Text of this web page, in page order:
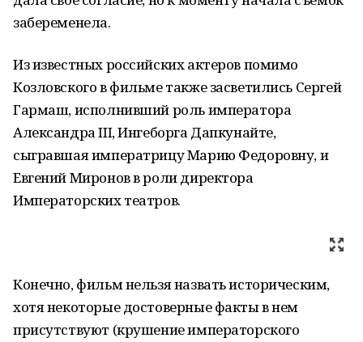
забеременела.
Из известных российских актеров помимо
Козловского в фильме также засветились Сергей
Гармаш, исполнивший роль императора
Александра III, Ингеборга Дапкунайте,
сыгравшая императрицу Марию Федоровну, и
Евгений Миронов в роли директора
Императорских театров.
Конечно, фильм нельзя назвать историческим,
хотя некоторые достоверные факты в нем
присутствуют (крушение императорского